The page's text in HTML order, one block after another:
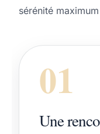
sérénité maximum
01
Une